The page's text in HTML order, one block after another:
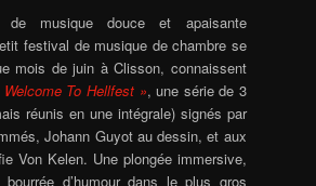
de musique douce et apaisante
festival de musique de chambre se
mois de juin à Clisson, connaissent
Welcome To Hellfest », une série de 3
réunis en une intégrale) signés par
Johann Guyot au dessin, et aux
Von Kelen. Une plongée immersive,
bourrée d’humour dans le plus gros